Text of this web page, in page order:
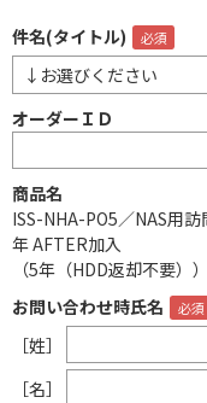
件名(タイトル)
オーダーＩＤ
商品名
ISS-NHA-PO5／NAS用
年 AFTER加入
（5年（HDD返却不要））
お問い合わせ時氏名
［姓］
［名］